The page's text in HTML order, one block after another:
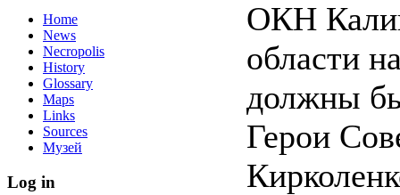
Home
News
Necropolis
History
Glossary
Maps
Links
Sources
Музей
Log in
ОКН
области
должны
Герои